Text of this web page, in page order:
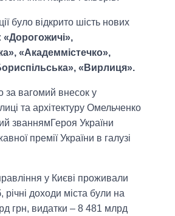
було відкрито шість нових
«Дорогожичі»,
«Академмістечко»,
«Вирлиця».
вагомий внесок у
та архітектуру Омельченко
званнямГероя України
премії України в галузі
у Києві проживали
річні доходи міста були на
грн, видатки – 8 481 млрд